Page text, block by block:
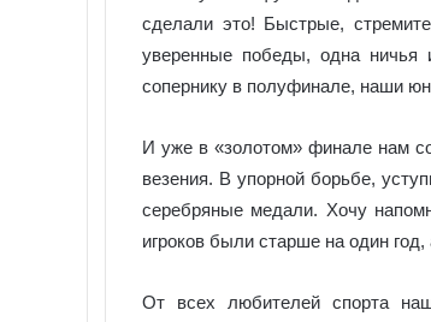
сделали это! Быстрые,
уверенные победы, одна ничья
сопернику в полуфинале, наши
И уже в «золотом» финале нам
везения. В упорной борьбе,
серебряные медали. Хочу
игроков были старше на один
От всех любителей спорта